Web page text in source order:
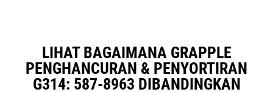
LIHAT BAGAIMANA GRAPPLE
PENGHANCURAN & PENYORTIRAN
G314: 587-8963 DIBANDINGKAN